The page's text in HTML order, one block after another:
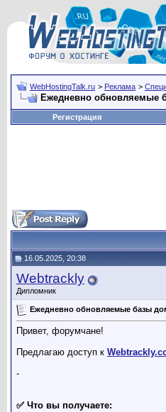
WebHostingTalk.ru > Реклама >
Ежедневно обновляемые
Регистрация
16.05.2025, 20:38
Webtrackly
Дипломник
Ежедневно обновляемые базы
Привет, форумчане!
Предлагаю доступ к
-
✅ Что вы получаете: